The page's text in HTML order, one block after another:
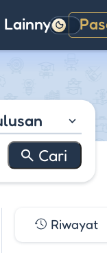
LainnyaGelap
Riwayat